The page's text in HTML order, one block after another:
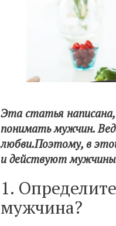
Эта статья
понимать мужчин.
любви.Поэтому, в
и действуют
1.
мужчина?